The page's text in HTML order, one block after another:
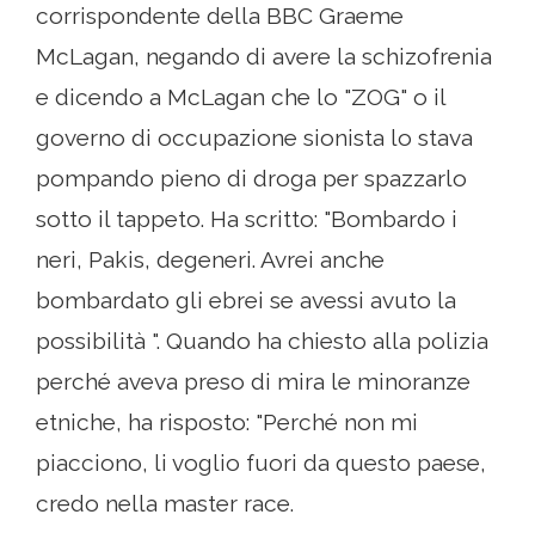
corrispondente della BBC Graeme
McLagan, negando di avere la schizofrenia
e dicendo a McLagan che lo "ZOG" o il
governo di occupazione sionista lo stava
pompando pieno di droga per spazzarlo
sotto il tappeto. Ha scritto: "Bombardo i
neri, Pakis, degeneri. Avrei anche
bombardato gli ebrei se avessi avuto la
possibilità ". Quando ha chiesto alla polizia
perché aveva preso di mira le minoranze
etniche, ha risposto: "Perché non mi
piacciono, li voglio fuori da questo paese,
credo nella master race.